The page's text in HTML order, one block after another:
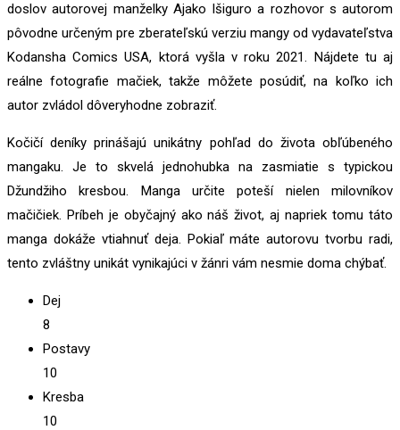
doslov autorovej manželky Ajako Išiguro a rozhovor s autorom
pôvodne určeným pre zberateľskú verziu mangy od vydavateľstva
Kodansha Comics USA, ktorá vyšla v roku 2021. Nájdete tu aj
reálne fotografie mačiek, takže môžete posúdiť, na koľko ich
autor zvládol dôveryhodne zobraziť.
Kočičí deníky prinášajú unikátny pohľad do života obľúbeného
mangaku. Je to skvelá jednohubka na zasmiatie s typickou
Džundžiho kresbou. Manga určite poteší nielen milovníkov
mačičiek. Príbeh je obyčajný ako náš život, aj napriek tomu táto
manga dokáže vtiahnuť deja. Pokiaľ máte autorovu tvorbu radi,
tento zvláštny unikát vynikajúci v žánri vám nesmie doma chýbať.
Dej
8
Postavy
10
Kresba
10